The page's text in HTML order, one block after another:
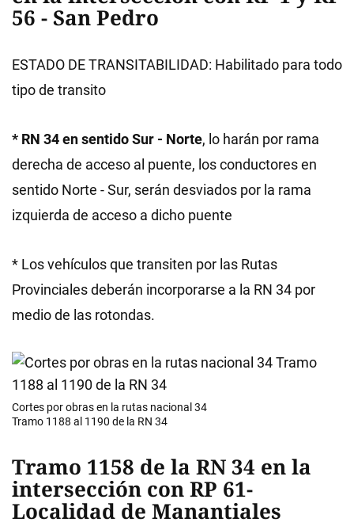
56 - San Pedro
ESTADO DE TRANSITABILIDAD: Habilitado para todo
tipo de transito
* RN 34 en sentido Sur - Norte, lo harán por rama
derecha de acceso al puente, los conductores en
sentido Norte - Sur, serán desviados por la rama
izquierda de acceso a dicho puente
* Los vehículos que transiten por las Rutas
Provinciales deberán incorporarse a la RN 34 por
medio de las rotondas.
Cortes por obras en la rutas nacional 34
Tramo 1188 al 1190 de la RN 34
Tramo 1158 de la RN 34 en la
intersección con RP 61-
Localidad de Manantiales